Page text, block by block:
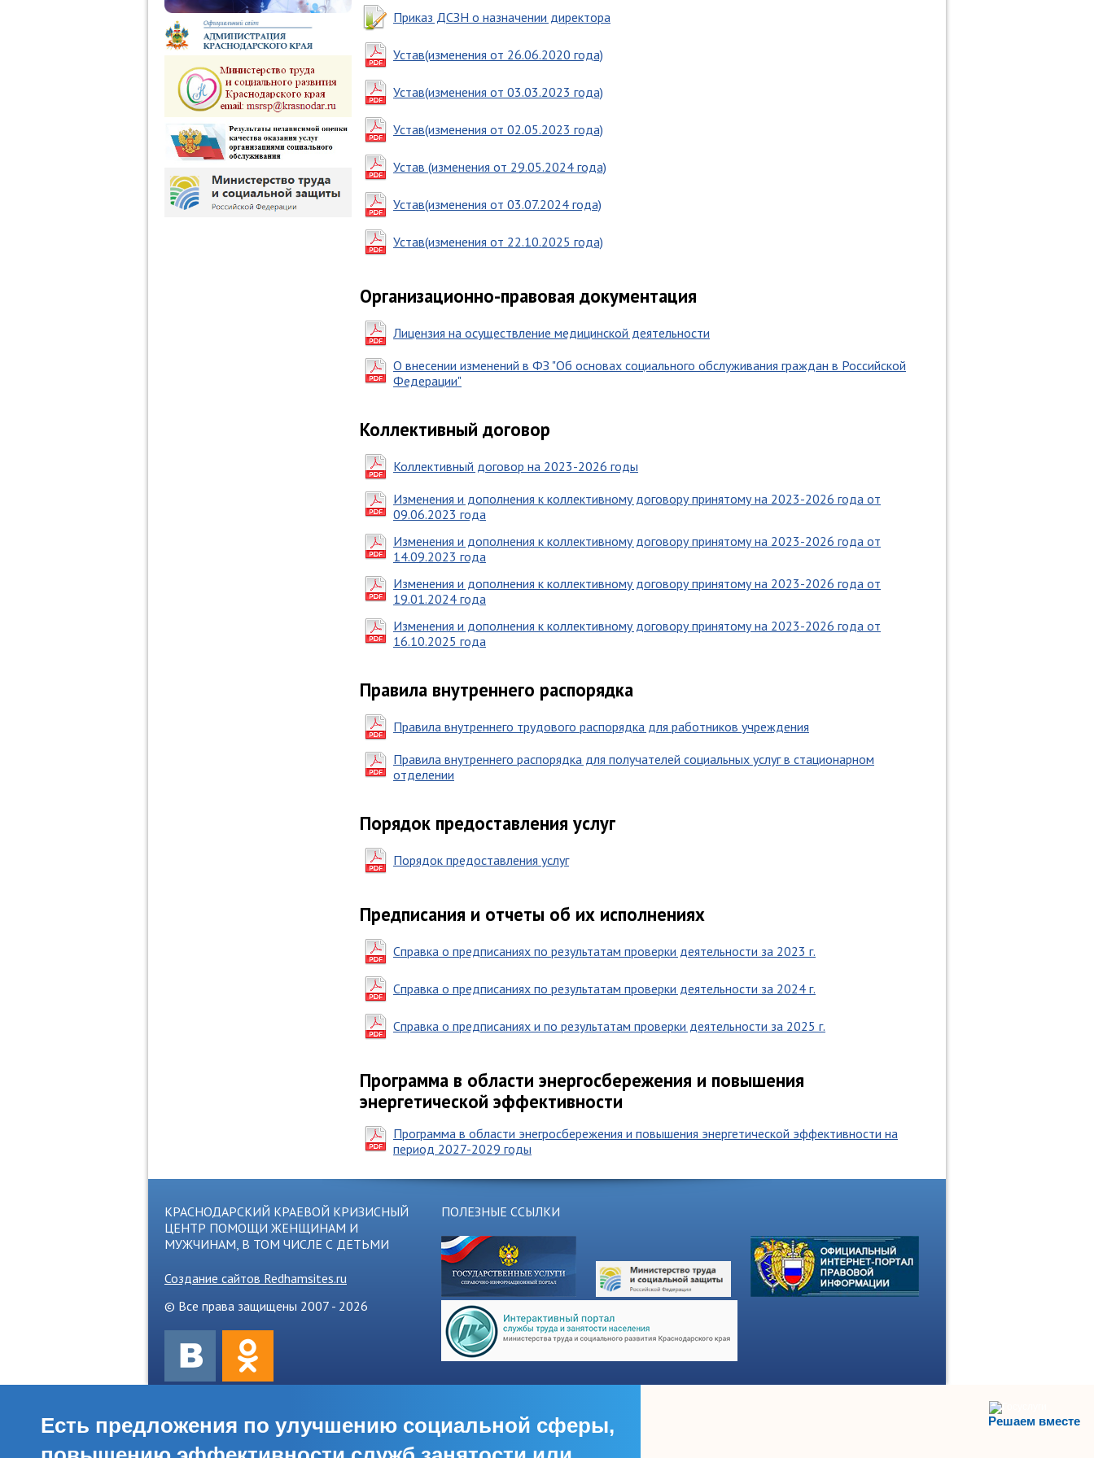
Приказ ДСЗН о назначении директора
Устав(изменения от 26.06.2020 года)
Устав(изменения от 03.03.2023 года)
Устав(изменения от 02.05.2023 года)
Устав (изменения от 29.05.2024 года)
Устав(изменения от 03.07.2024 года)
Устав(изменения от 22.10.2025 года)
Организационно-правовая документация
Лицензия на осуществление медицинской деятельности
О внесении изменений в ФЗ "Об основах социального обслуживания граждан в Российской
Федерации"
Коллективный договор
Коллективный договор на 2023-2026 годы
Изменения и дополнения к коллективному договору принятому на 2023-2026 года от
09.06.2023 года
Изменения и дополнения к коллективному договору принятому на 2023-2026 года от
14.09.2023 года
Изменения и дополнения к коллективному договору принятому на 2023-2026 года от
19.01.2024 года
Изменения и дополнения к коллективному договору принятому на 2023-2026 года от
16.10.2025 года
Правила внутреннего распорядка
Правила внутреннего трудового распорядка для работников учреждения
Правила внутреннего распорядка для получателей социальных услуг в стационарном
отделении
Порядок предоставления услуг
Порядок предоставления услуг
Предписания и отчеты об их исполнениях
Справка о предписаниях по результатам проверки деятельности за 2023 г.
Справка о предписаниях по результатам проверки деятельности за 2024 г.
Справка о предписаниях и по результатам проверки деятельности за 2025 г.
Программа в области энергосбережения и повышения
энергетической эффективности
Программа в области энегросбережения и повышения энергетической эффективности на
период 2027-2029 годы
КРАСНОДАРСКИЙ КРАЕВОЙ КРИЗИСНЫЙ
ЦЕНТР ПОМОЩИ ЖЕНЩИНАМ И
МУЖЧИНАМ, В ТОМ ЧИСЛЕ С ДЕТЬМИ
Создание сайтов Redhamsites.ru
© Все права защищены 2007 - 2026
ПОЛЕЗНЫЕ ССЫЛКИ
Решаем вместе
Есть предложения по улучшению социальной сферы,